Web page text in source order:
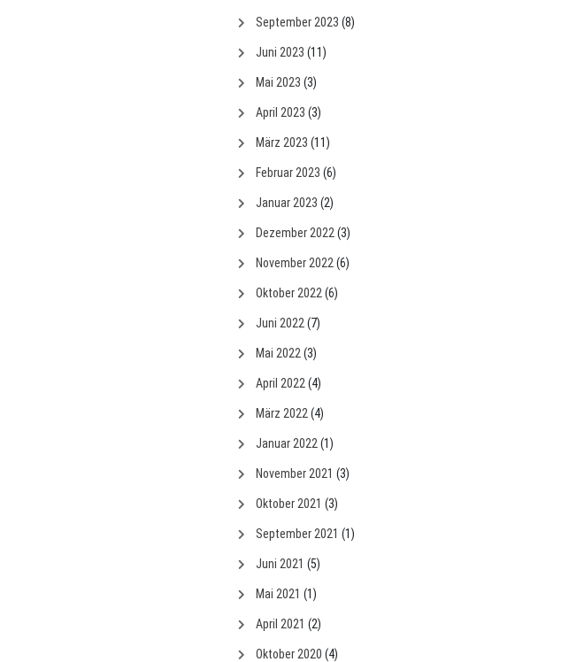
September 2023 (8)
Juni 2023 (11)
Mai 2023 (3)
April 2023 (3)
März 2023 (11)
Februar 2023 (6)
Januar 2023 (2)
Dezember 2022 (3)
November 2022 (6)
Oktober 2022 (6)
Juni 2022 (7)
Mai 2022 (3)
April 2022 (4)
März 2022 (4)
Januar 2022 (1)
November 2021 (3)
Oktober 2021 (3)
September 2021 (1)
Juni 2021 (5)
Mai 2021 (1)
April 2021 (2)
Oktober 2020 (4)